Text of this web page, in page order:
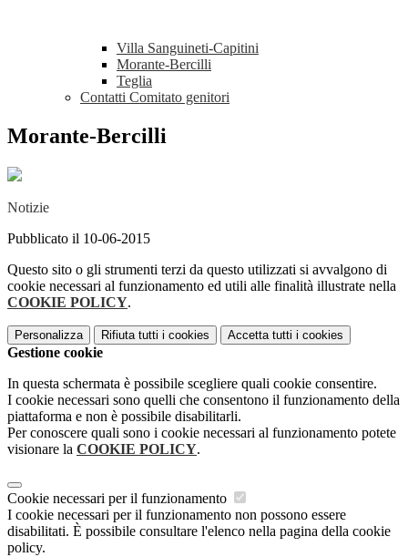
Villa Sanguineti-Capitini
Morante-Bercilli
Teglia
Contatti Comitato genitori
Morante-Bercilli
Notizie
Pubblicato il 10-06-2015
Questo sito o gli strumenti terzi da questo utilizzati si avvalgono di
cookie necessari al funzionamento ed utili alle finalità illustrate nella
COOKIE POLICY.
Personalizza Rifiuta tutti i cookies Accetta tutti i cookies
Gestione cookie
In questa schermata è possibile scegliere quali cookie consentire.
I cookie necessari sono quelli che consentono il funzionamento della
piattaforma e non è possibile disabilitarli.
Per conoscere quali sono i cookie necessari al funzionamento potete
visionare la COOKIE POLICY.
Cookie necessari per il funzionamento
I cookie necessari per il funzionamento non possono essere
disabilitati. È possibile consultare l'elenco nella pagina della cookie
policy.